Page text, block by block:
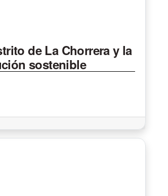
de La Chorrera y la
sostenible